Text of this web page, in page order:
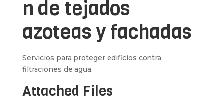
n de tejados
azoteas y fachadas
Servicios para proteger edificios contra
filtraciones de agua.
Attached Files